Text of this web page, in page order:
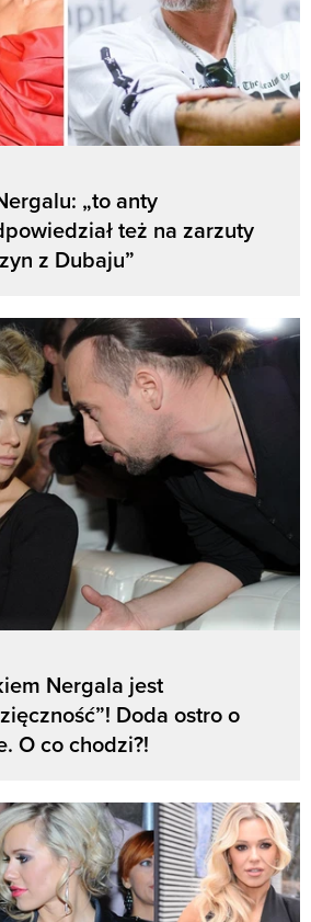
„to anty
też na zarzuty
z Dubaju”
Nergala jest
Doda ostro o
O co chodzi?!